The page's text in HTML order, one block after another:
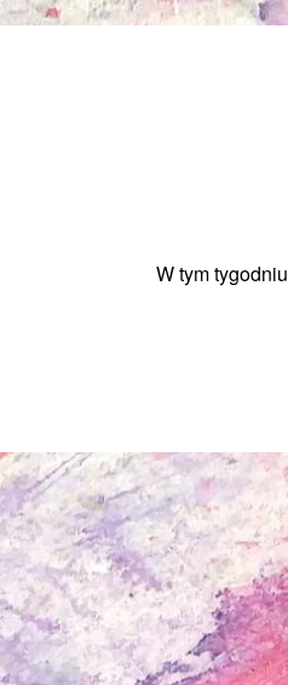
W tym tygodniu